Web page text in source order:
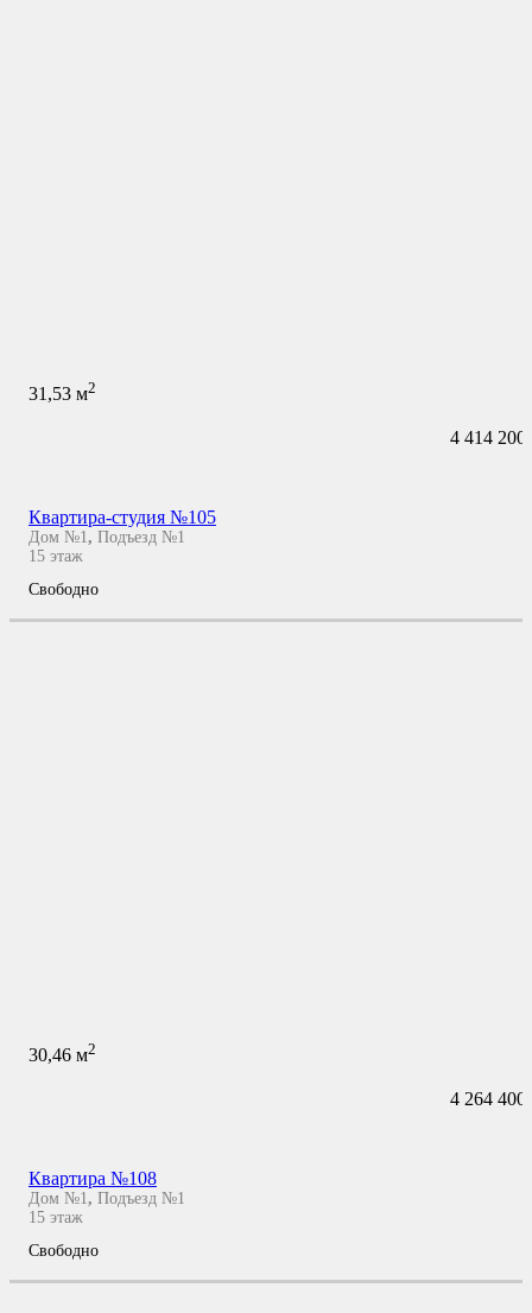
31,53 м2
4 414 200
Квартира-студия №105
Дом №1 , Подъезд №1
15 этаж
Свободно
30,46 м2
4 264 400
Квартира №108
Дом №1, Подъезд №1
15 этаж
Свободно